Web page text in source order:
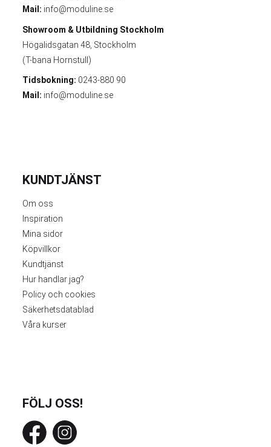
Mail: info@moduline.se
Showroom & Utbildning Stockholm
Högalidsgatan 48, Stockholm
(T-bana Hornstull)
Tidsbokning: 0243-880 90
Mail: info@moduline.se
KUNDTJÄNST
Om oss
Inspiration
Mina sidor
Köpvillkor
Kundtjänst
Hur handlar jag?
Policy och cookies
Säkerhetsdatablad
Våra kurser
FÖLJ OSS!